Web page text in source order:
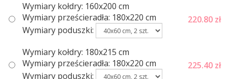
Wymiary kołdry: 160х200 cm
Wymiary prześcieradła: 180x220 cm
Wymiary poduszki:
220.80 zł
Wymiary kołdry: 180x215 cm
Wymiary prześcieradła: 180x220 cm
Wymiary poduszki:
225.40 zł